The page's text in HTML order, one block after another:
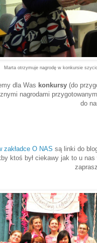
Marta otrzymuje nagrodę w konkursie
dla Was konkursy (do
nagrodami
do
zakładce O NAS są linki do
ktoś był ciekawy jak to u